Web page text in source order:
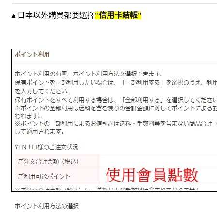
▲日本以外購買都要選擇''信用卡結帳''